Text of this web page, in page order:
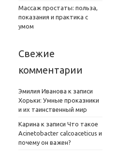
Массаж простаты: польза,
показания и практика с
умом
Свежие
комментарии
Эмилия Иванова к записи
Хорьки: Умные проказники
и их таинственный мир
Карина к записи Что такое
Acinetobacter calcoaceticus и
почему он важен?